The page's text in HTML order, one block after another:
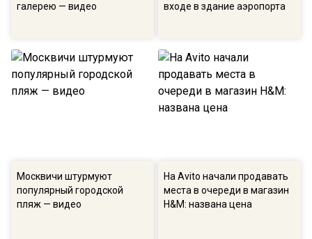
галерею — видео
входе в здание аэропорта
Москвичи штурмуют
популярный городской
пляж — видео
На Avito начали продавать
места в очереди в магазин
H&M: названа цена